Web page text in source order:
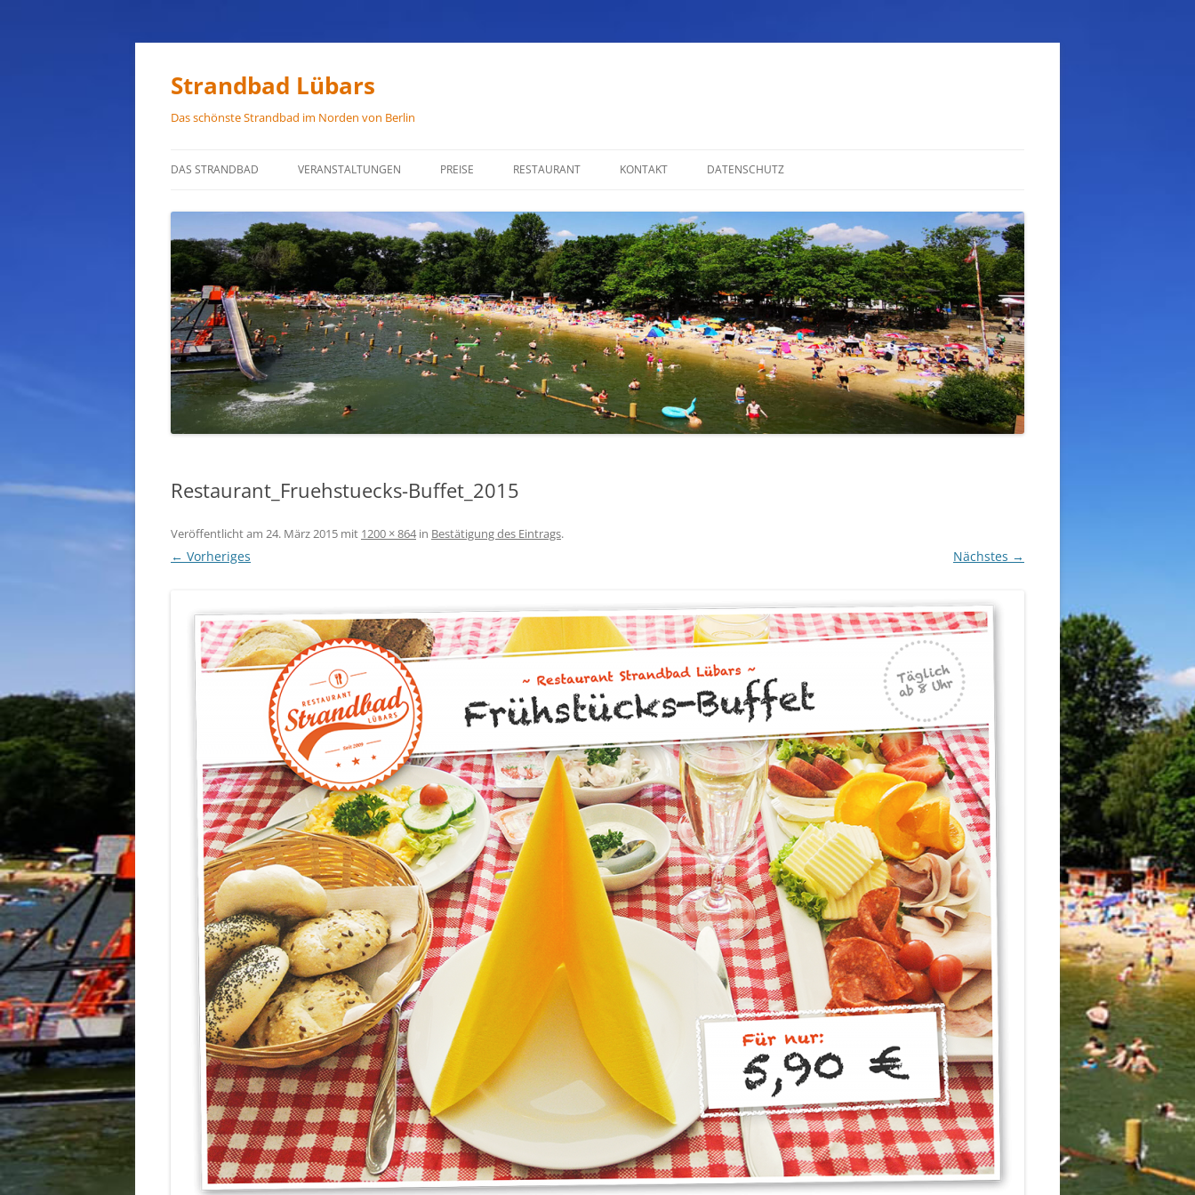
Zum
Strandbad Lübars
Das schönste Strandbad im Norden von Berlin
DAS STRANDBAD
ANFAHRT
HAUSORDNUNG
VERMIETUNG
PRESSEFOTOS
JOB-ANGEBOTE
VERANSTALTUNGEN PREISE RESTAURANT
ÖFFNUNGSZEITEN
PARTYSERVICE
RÄUMLICHKEITEN
KONTAKT DATENSCHUTZ
Restaurant_Fruehstuecks-Buffet_2015
Veröffentlicht am 24. März 2015 mit 1200 × 864in Bestätigung des Eintrags.
← Vorheriges Nächstes →